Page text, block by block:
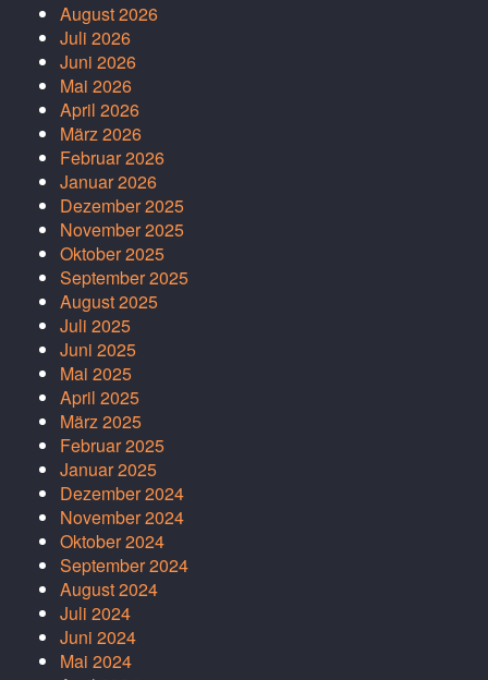
August 2026
Juli 2026
Juni 2026
Mai 2026
April 2026
März 2026
Februar 2026
Januar 2026
Dezember 2025
November 2025
Oktober 2025
September 2025
August 2025
Juli 2025
Juni 2025
Mai 2025
April 2025
März 2025
Februar 2025
Januar 2025
Dezember 2024
November 2024
Oktober 2024
September 2024
August 2024
Juli 2024
Juni 2024
Mai 2024